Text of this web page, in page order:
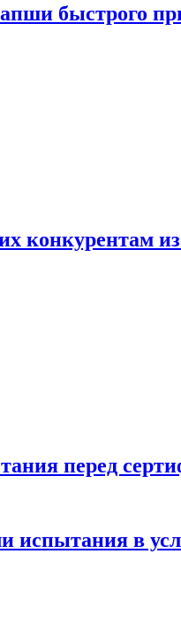
быстрого
конкурентам
перед
в